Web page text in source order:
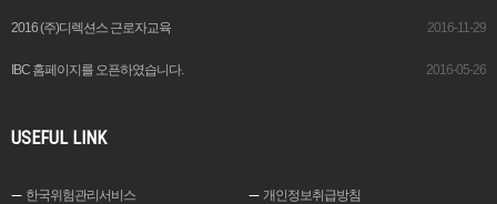
2016 (주)디렉션스 근로자교육 2016-11-29
IBC 홈페이지를 오픈하였습니다. 2016-05-26
USEFUL LINK
한국위험관리서비스 개인정보취급방침